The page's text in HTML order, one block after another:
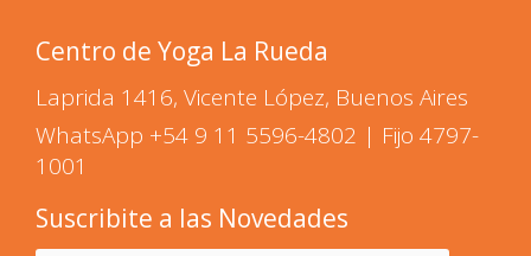
Centro de Yoga La Rueda
Laprida 1416, Vicente López, Buenos Aires
WhatsApp +54 9 11 5596-4802 | Fijo 4797-
1001
Suscribite a las Novedades